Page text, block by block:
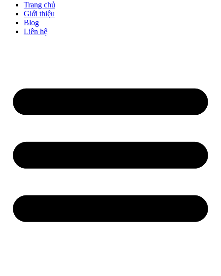
Trang chủ
Giới thiệu
Blog
Liên hệ